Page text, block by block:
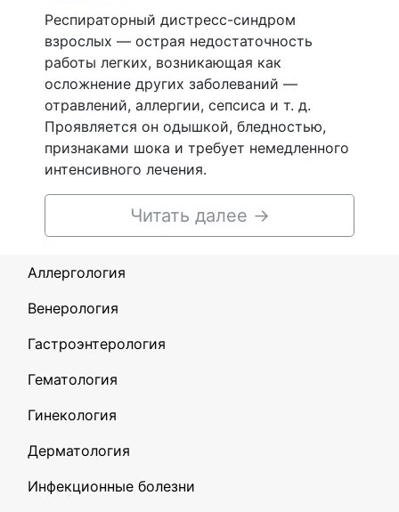
Респираторный дистресс-синдром
взрослых — острая недостаточность
работы легких, возникающая как
осложнение других заболеваний —
отравлений, аллергии, сепсиса и т. д.
Проявляется он одышкой, бледностью,
признаками шока и требует немедленного
интенсивного лечения.
Читать далее →
Аллергология
Венерология
Гастроэнтерология
Гематология
Гинекология
Дерматология
Инфекционные болезни